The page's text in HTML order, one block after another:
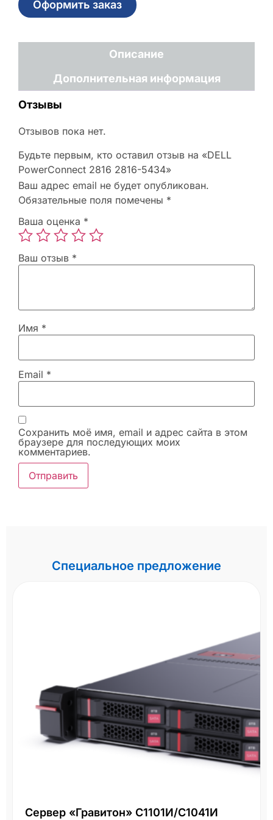
Оформить заказ
Описание
Дополнительная информация
Отзывы
Отзывов пока нет.
Будьте первым, кто оставил отзыв на «DELL
PowerConnect 2816 2816-5434»
Ваш адрес email не будет опубликован.
Обязательные поля помечены *
Ваша оценка *
Ваш отзыв *
Имя *
Email *
Сохранить моё имя, email и адрес сайта в этом
браузере для последующих моих
комментариев.
Специальное предложение
«Гравитон» С1101И/С1041И
СХД
LFF
Два